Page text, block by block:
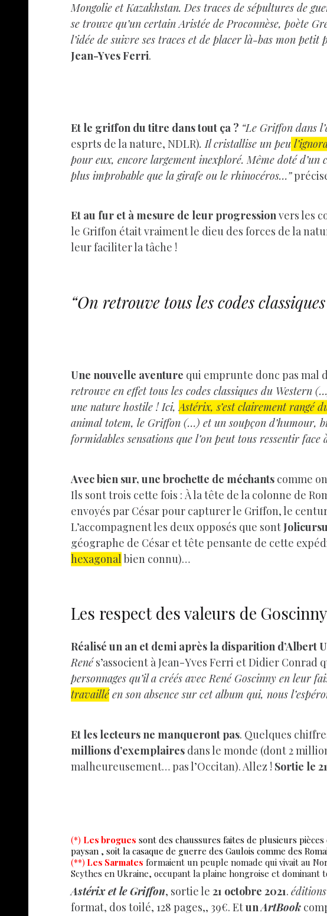
Mongolie et Kazakhstan.Des traces de sépultures de
se trouve qu’un certain Aristée de Proconnèse, poète
l’idée de suivre ses traces et de placer là-bas mon petit
Jean-Yves Ferri.
Et le griffon du titre dans tout ça ? “Le Griffon dans
esprts de la nature, NDLR). Il cristallise un peu
pour eux, encore largement inexploré. Même doté
plus improbable que la girafe ou le rhinocéros…”
Et au fur et à mesure de leur progressionvers les
le Griffon était vraiment le dieu des forces de la
leur faciliter la tâche !
“On retrouve tous les codes
Une nouvelle aventure qui emprunte donc pas mal
retrouve en effet tous les codes classiques du Western
une nature hostile ! Ici,Astérix, s’est clairement rangé
animal totem, le Griffon (…) et un soupçon d’humour,
formidables sensations que l’on peut tous ressentir
Avec bien sur, une brochette de méchants comme
Ils sont trois cette fois : À la tête de la colonne de
envoyés par César pour capturer le Griffon, le
L’accompagnent les deux opposés que sont
géographe de César et tête pensante de cette
hexagonalbien connu)…
Les respect des valeurs de
Réalisé un an et demi après la disparition d’Albert
Renés’associent à Jean-Yves Ferri et Didier Conrad
personnages qu’il a créés avec René Goscinny en leur
travailléen son absence sur cet album qui, nous
Et les lecteurs ne manqueront pas. Quelques
millions d’exemplaires dans le monde (dont 2
malheureusement… pas l’Occitan). Allez ! Sortie le
(*) Les brogues sont des chaussures faites de plusieurs
paysan , soit la casaque de guerre des Gaulois comme des
(**) Les Sarmates formaient un peuple nomade qui vivait au
Scythes en Ukraine, occupant la plaine hongroise et dominant
Astérix et le Griffon, sortie le 21 octobre 2021.
format, dos toilé, 128 pages,, 39€. EtunArtBook